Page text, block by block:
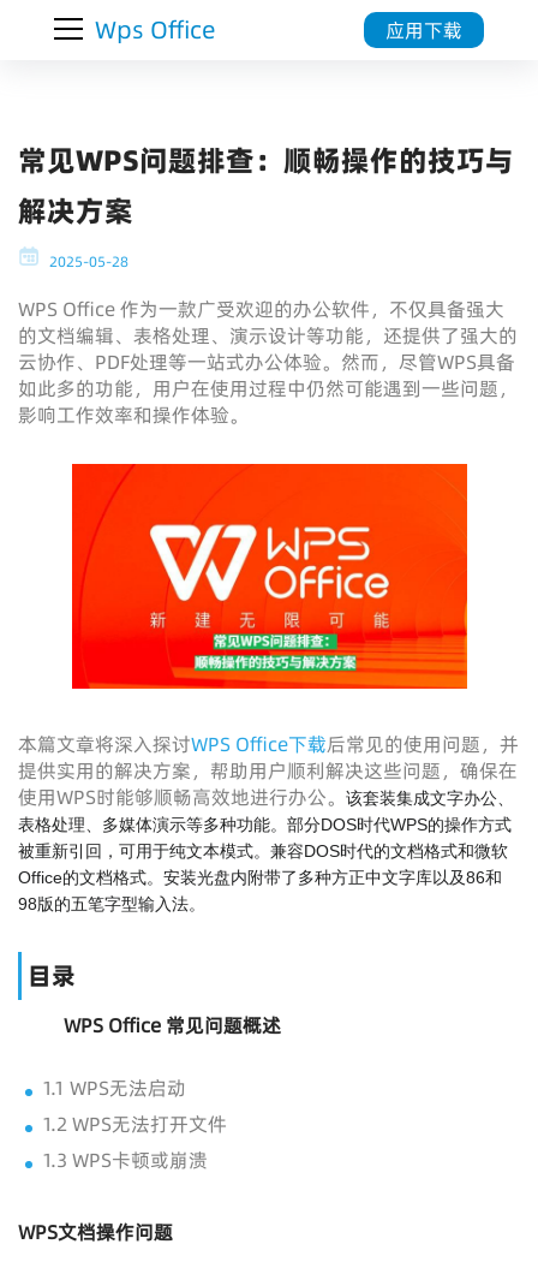
Wps Office 应用下载
常见WPS问题排查：顺畅操作的技巧与
解决方案
2025-05-28
WPS Office 作为一款广受欢迎的办公软件，不仅具备强大
的文档编辑、表格处理、演示设计等功能，还提供了强大的
云协作、PDF处理等一站式办公体验。然而，尽管WPS具备
如此多的功能，用户在使用过程中仍然可能遇到一些问题，
影响工作效率和操作体验。
本篇文章将深入探讨WPS Office下载后常见的使用问题，并
提供实用的解决方案，帮助用户顺利解决这些问题，确保在
使用WPS时能够顺畅高效地进行办公。
该套装集成文字办公、
表格处理、多媒体演示等多种功能。部分DOS时代WPS的操作方式
被重新引回，可用于纯文本模式。兼容DOS时代的文档格式和微软
Office的文档格式。安装光盘内附带了多种方正中文字库以及86和
98版的五笔字型输入法。
目录
WPS Office 常见问题概述
1.1 WPS无法启动
1.2 WPS无法打开文件
1.3 WPS卡顿或崩溃
WPS文档操作问题